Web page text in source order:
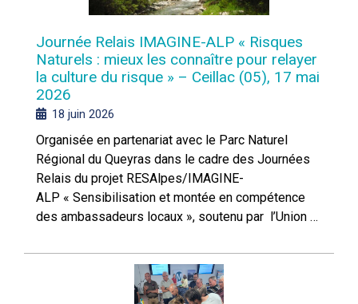
Journée Relais IMAGINE-ALP « Risques
Naturels : mieux les connaître pour relayer
la culture du risque » – Ceillac (05), 17 mai
2026
18 juin 2026
Organisée en partenariat avec le Parc Naturel
Régional du Queyras dans le cadre des Journées
Relais du projet RESAlpes/IMAGINE-
ALP « Sensibilisation et montée en compétence
des ambassadeurs locaux », soutenu par l’Union …